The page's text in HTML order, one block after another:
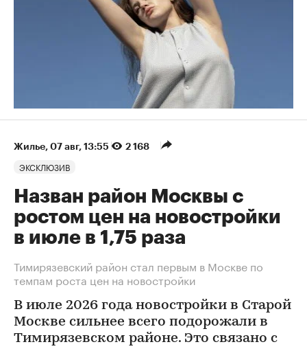
Жилье⁠, 07 авг, 13:55 2 168
ЭКСКЛЮЗИВ
Назван район Москвы с
ростом цен на новостройки
в июле в 1,75 раза
Тимирязевский район стал первым в Москве по
темпам роста цен на новостройки
В июле 2026 года новостройки в Старой
Москве сильнее всего подорожали в
Тимирязевском районе. Это связано с